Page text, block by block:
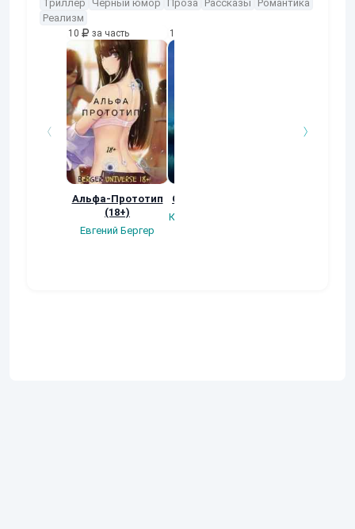
Триллер Чёрный юмор Проза Рассказы
Романтика
Реализм
10 за часть
Альфа-Прототип
(18+)
Евгений Бергер
10
Обратный отсчёт
Константин Бояндин